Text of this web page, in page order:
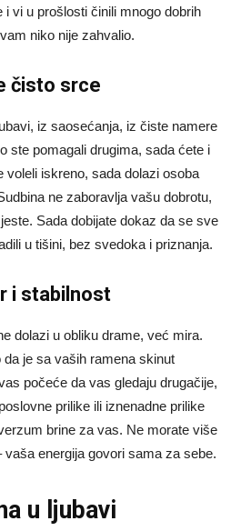
i vi u prošlosti činili mnogo dobrih
niko nije zahvalio.
čisto srce
iz saosećanja, iz čiste namere
ste pomagali drugima, sada ćete i
voleli iskreno, sada dolazi osoba
ne zaboravlja vašu dobrotu,
Sada dobijate dokaz da se sve
u tišini, bez svedoka i priznanja.
i stabilnost
dolazi u obliku drame, već mira.
je sa vaših ramena skinut
počeće da vas gledaju drugačije,
prilike ili iznenadne prilike
brine za vas. Ne morate više
energija govori sama za sebe.
u ljubavi